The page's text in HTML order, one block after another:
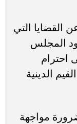
القضايا التي
المجلس
احترام
الدينية
مواجهة